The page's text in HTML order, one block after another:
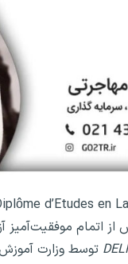
اتمام موفقیت‌آمیز
توسط وزارت